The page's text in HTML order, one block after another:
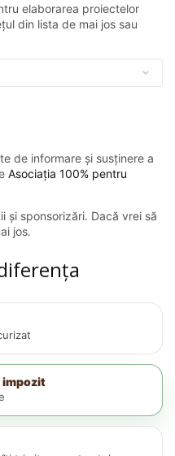
elaborarea proiectelor
din lista de mai jos sau
de informare și susținere a
Asociația 100% pentru
și sponsorizări. Dacă vrei să
jos.
impozit